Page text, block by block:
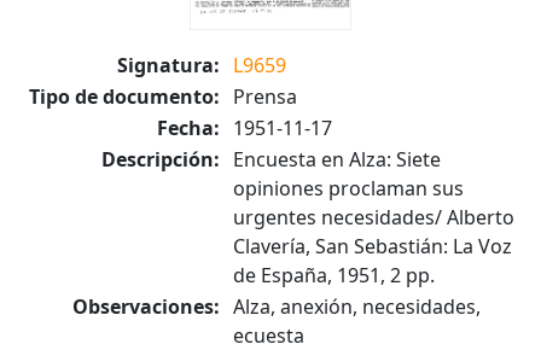
Signatura: L9659
Tipo de documento: Prensa
Fecha: 1951-11-17
Descripción: Encuesta en Alza: Siete
opiniones proclaman sus
urgentes necesidades/ Alberto
Clavería, San Sebastián: La Voz
de España, 1951, 2 pp.
Observaciones: Alza, anexión, necesidades,
ecuesta